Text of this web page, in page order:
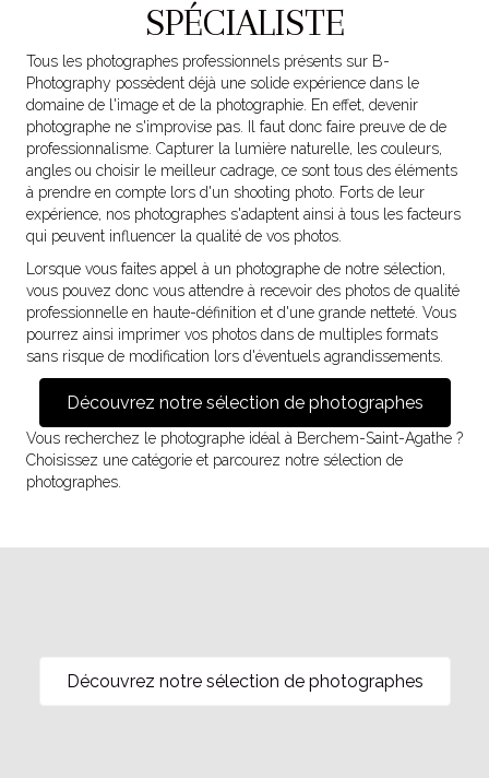
SPÉCIALISTE
Tous les photographes professionnels présents sur B-
Photography possèdent déjà une solide expérience dans le
domaine de l'image et de la photographie. En effet, devenir
photographe ne s'improvise pas. Il faut donc faire preuve de de
professionnalisme. Capturer la lumière naturelle, les couleurs,
angles ou choisir le meilleur cadrage, ce sont tous des éléments
à prendre en compte lors d'un shooting photo. Forts de leur
expérience, nos photographes s'adaptent ainsi à tous les facteurs
qui peuvent influencer la qualité de vos photos.
Lorsque vous faites appel à un photographe de notre sélection,
vous pouvez donc vous attendre à recevoir des photos de qualité
professionnelle en haute-définition et d'une grande netteté. Vous
pourrez ainsi imprimer vos photos dans de multiples formats
sans risque de modification lors d'éventuels agrandissements.
Découvrez notre sélection de photographes
Vous recherchez le photographe idéal à Berchem-Saint-Agathe ?
Choisissez une catégorie et parcourez notre sélection de
photographes.
Découvrez notre sélection de photographes